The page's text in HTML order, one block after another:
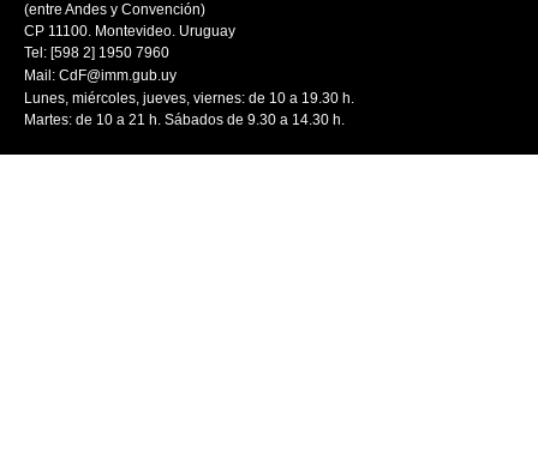
(entre Andes y Convención)
CP 11100. Montevideo. Uruguay
Tel: [598 2] 1950 7960
Mail: CdF@imm.gub.uy
Lunes, miércoles, jueves, viernes: de 10 a 19.30 h.
Martes: de 10 a 21 h. Sábados de 9.30 a 14.30 h.